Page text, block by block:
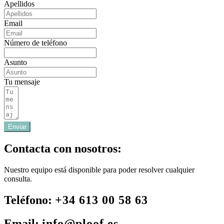
Apellidos
Email
Número de teléfono
Asunto
Tu mensaje
Enviar
Contacta con nosotros:
Nuestro equipo está disponible para poder resolver cualquier
consulta.
Teléfono: +34 613 00 58 63